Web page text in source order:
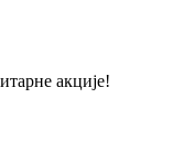
акције!